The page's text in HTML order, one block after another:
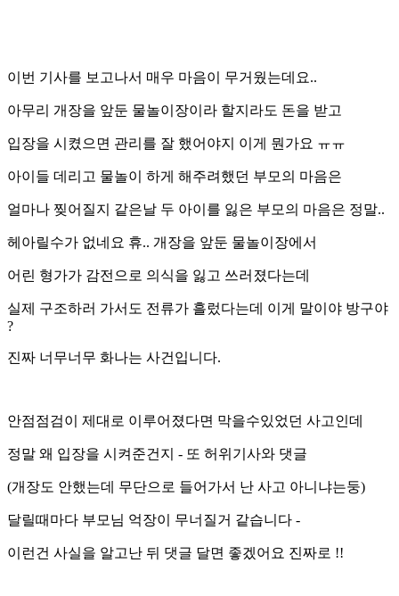
이번 기사를 보고나서 매우 마음이 무거웠는데요..
아무리 개장을 앞둔 물놀이장이라 할지라도 돈을 받고
입장을 시켰으면 관리를 잘 했어야지 이게 뭔가요 ㅠㅠ
아이들 데리고 물놀이 하게 해주려했던 부모의 마음은
얼마나 찢어질지 같은날 두 아이를 잃은 부모의 마음은 정말..
헤아릴수가 없네요 휴.. 개장을 앞둔 물놀이장에서
어린 형가가 감전으로 의식을 잃고 쓰러졌다는데
실제 구조하러 가서도 전류가 흘렀다는데 이게 말이야 방구야
?
진짜 너무너무 화나는 사건입니다.
안점점검이 제대로 이루어졌다면 막을수있었던 사고인데
정말 왜 입장을 시켜준건지 - 또 허위기사와 댓글
(개장도 안했는데 무단으로 들어가서 난 사고 아니냐는둥)
달릴때마다 부모님 억장이 무너질거 같습니다 -
이런건 사실을 알고난 뒤 댓글 달면 좋겠어요 진짜로 !!